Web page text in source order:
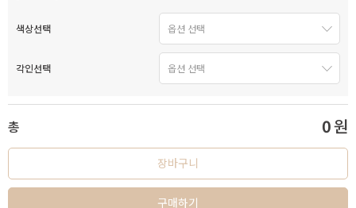
색상선택
각인선택
총 0원
장바구니
구매하기